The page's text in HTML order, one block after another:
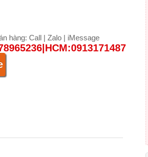
hàng: Call | Zalo | iMessage